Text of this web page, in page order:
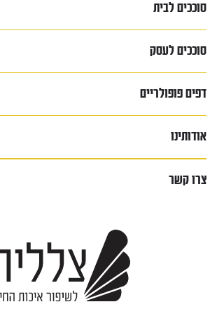
סוככים לבית
סוככים לעסק
דפים פופולריים
אודותינו
צרו קשר